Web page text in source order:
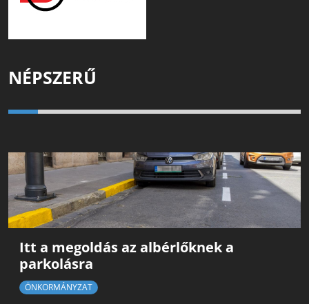
NÉPSZERŰ
Itt a megoldás az albérlőknek a
parkolásra
ÖNKORMÁNYZAT